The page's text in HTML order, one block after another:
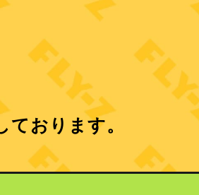
ております。